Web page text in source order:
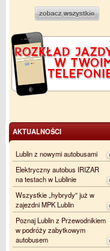
AKTUALNOŚCI
Lublin z nowymi autobusami
Elektryczny autobus IRIZAR
na testach w Lublinie
Wszystkie „hybrydy” już w
zajezdni MPK Lublin
Poznaj Lublin z Przewodnikiem
w podróży zabytkowym
autobusem